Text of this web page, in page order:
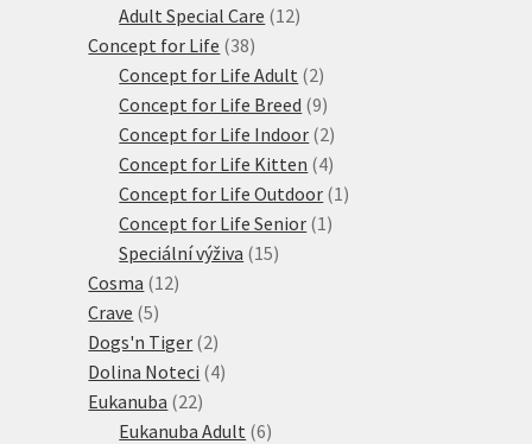
produktů
Adult Special Care 1212
Concept for Life 3838
produktů
Concept for Life Adult 22
produkty
Concept for Life Breed 99
produktů
Concept for Life Indoor 22
produkty
Concept for Life Kitten 44
produkty
Concept for Life Outdoor 1 1
Concept for Life Senior 1 1
Speciální výživa 1515
Cosma 1212
Crave 55
produktů
Dogs'n Tiger 22
produkty
Dolina Noteci 44
Eukanuba 2222
produktů
Eukanuba Adult 66